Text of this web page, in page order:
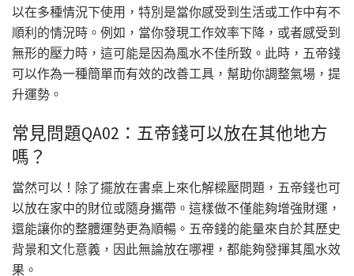
以在多種情況下使用，特別是當你感受到生活或工作中有不
順利的情況時。例如，當你發現工作效率下降，或者感受到
無形的壓力時，這可能是因為風水不佳所致。此時，五帝錢
可以作為一種簡單而有效的改善工具，幫助你調整氣場，提
升運勢。
常見問題QA02：五帝錢可以放在其他地方
嗎？
當然可以！除了擺放在書桌上來化解樑壓問題，五帝錢也可
以放在家中的財位或隨身攜帶。這樣做不僅能夠增強財運，
還能讓你的整體運勢更為順暢。五帝錢的能量來自於其歷史
背景和文化意義，因此無論放在哪裡，都能夠發揮其風水效
果。